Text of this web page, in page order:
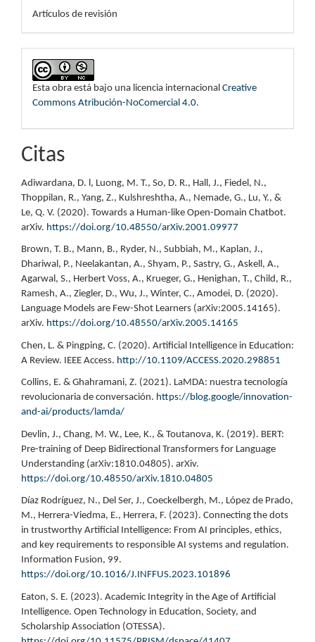
Artículos de revisión
Esta obra está bajo una licencia internacional Creative
Commons Atribución-NoComercial 4.0.
Citas
Adiwardana, D. l, Luong, M. T., So, D. R., Hall, J., Fiedel, N.,
Thoppilan, R., Yang, Z., Kulshreshtha, A., Nemade, G., Lu, Y., &
Le, Q. V. (2020). Towards a Human-like Open-Domain Chatbot.
arXiv. https://doi.org/10.48550/arXiv.2001.09977
Brown, T. B., Mann, B., Ryder, N., Subbiah, M., Kaplan, J.,
Dhariwal, P., Neelakantan, A., Shyam, P., Sastry, G., Askell, A.,
Agarwal, S., Herbert Voss, A., Krueger, G., Henighan, T., Child, R.,
Ramesh, A., Ziegler, D., Wu, J., Winter, C., Amodei, D. (2020).
Language Models are Few-Shot Learners (arXiv:2005.14165).
arXiv. https://doi.org/10.48550/arXiv.2005.14165
Chen, L. & Pingping, C. (2020). Artificial Intelligence in Education:
A Review. IEEE Access. http://10.1109/ACCESS.2020.298851
Collins, E. & Ghahramani, Z. (2021). LaMDA: nuestra tecnología
revolucionaria de conversación. https://blog.google/innovation-
and-ai/products/lamda/
Devlin, J., Chang, M. W., Lee, K., & Toutanova, K. (2019). BERT:
Pre-training of Deep Bidirectional Transformers for Language
Understanding (arXiv:1810.04805). arXiv.
https://doi.org/10.48550/arXiv.1810.04805
Díaz Rodríguez, N., Del Ser, J., Coeckelbergh, M., López de Prado,
M., Herrera-Viedma, E., Herrera, F. (2023). Connecting the dots
in trustworthy Artificial Intelligence: From AI principles, ethics,
and key requirements to responsible AI systems and regulation.
Information Fusion, 99.
https://doi.org/10.1016/J.INFFUS.2023.101896
Eaton, S. E. (2023). Academic Integrity in the Age of Artificial
Intelligence. Open Technology in Education, Society, and
Scholarship Association (OTESSA).